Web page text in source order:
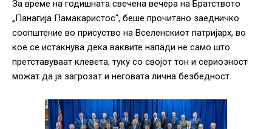
За време на годишната свечена вечера на Братството
„Панагија Памакаристос“, беше прочитано заедничко
соопштение во присуство на Вселенскиот патријарх, во
кое се истакнува дека ваквите напади не само што
претставуваат клевета, туку со својот тон и сериозност
можат да ја загрозат и неговата лична безбедност.